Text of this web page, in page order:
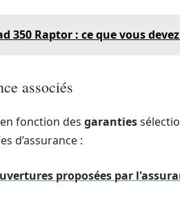
350 Raptor : ce que vous
associés
fonction des garanties
d’assurance :
proposées par